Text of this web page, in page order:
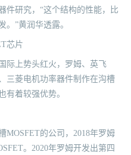
件研究，“这个结构的性能，比
。”黄润华透露。
芯片
际上势头红火，罗姆、英飞
三菱电机功率器件制作在沟槽
有着较强优势。
MOSFET的公司，2018年罗姆
。2020年罗姆开发出第四